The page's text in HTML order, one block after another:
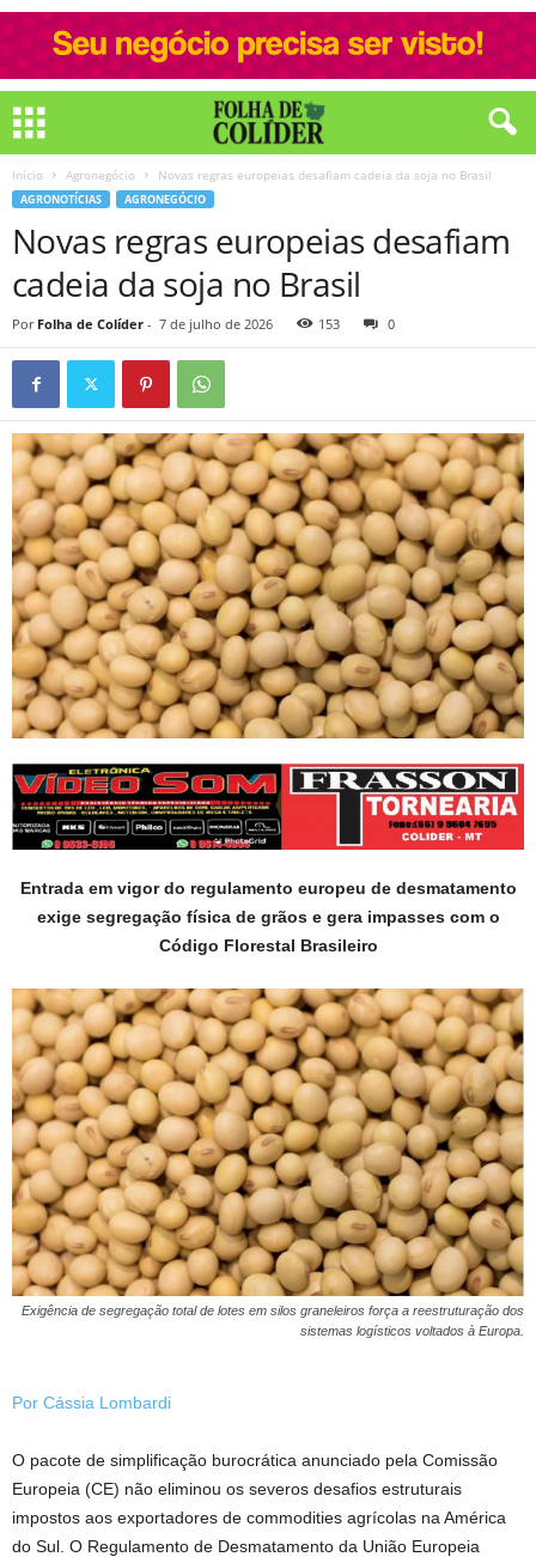
Início Agronegócio Novas regras europeias desafiam cadeia da soja no Brasil
AGRONOTÍCIAS AGRONEGÓCIO
Novas regras europeias desafiam
cadeia da soja no Brasil
Por Folha de Colíder - 7 de julho de 2026 153 0
Entrada em vigor do regulamento europeu de desmatamento
exige segregação física de grãos e gera impasses com o
Código Florestal Brasileiro
Exigência de segregação total de lotes em silos graneleiros força a reestruturação dos
sistemas logísticos voltados à Europa.
Por Cássia Lombardi
O pacote de simplificação burocrática anunciado pela Comissão
Europeia (CE) não eliminou os severos desafios estruturais
impostos aos exportadores de commodities agrícolas na América
do Sul. O Regulamento de Desmatamento da União Europeia